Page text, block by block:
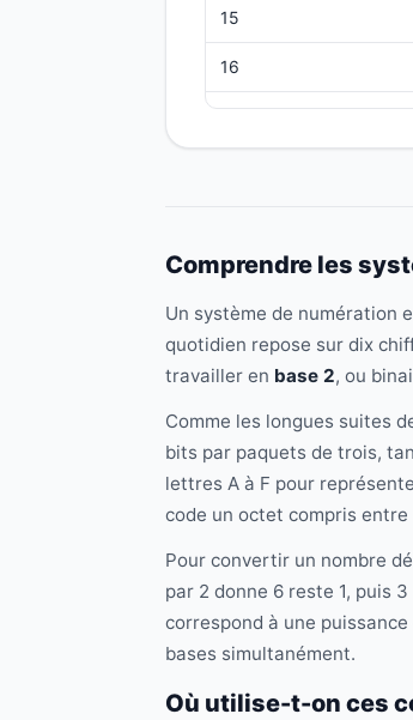
15
16
32
Comprendre les
Un système de numération
quotidien repose sur dix
travailler en base 2, ou
Comme les longues suites
bits par paquets de trois,
lettres A à F pour
code un octet compris entre
Pour convertir un nombre
par 2 donne 6 reste 1, puis
correspond à une
bases simultanément.
Où utilise-t-on ces